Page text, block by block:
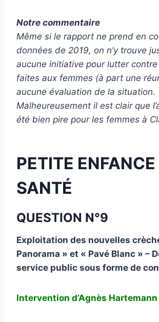
Notre commentaire
Même si le rapport ne prend en
données de 2019, on n’y trouve
aucune initiative pour lutter
faites aux femmes (à part une
aucune évaluation de la situation.
Malheureusement il est clair que
été bien pire pour les femmes à
PETITE ENFANCE
SANTÉ
QUESTION N°9
Exploitation des nouvelles
Panorama » et « Pavé Blanc » –
service public sous forme de
Intervention d’Agnès Hartemann